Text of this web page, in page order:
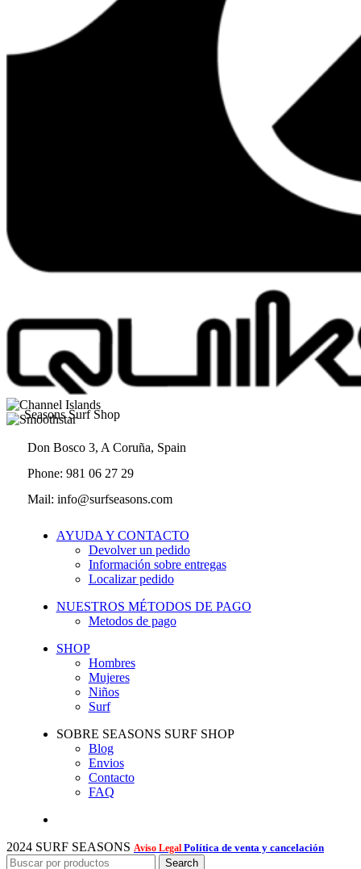
Seasons Surf Shop
Don Bosco 3, A Coruña, Spain
Phone: 981 06 27 29
Mail: info@surfseasons.com
AYUDA Y CONTACTO
Devolver un pedido
Información sobre entregas
Localizar pedido
NUESTROS MÉTODOS DE PAGO
Metodos de pago
SHOP
Hombres
Mujeres
Niños
Surf
SOBRE SEASONS SURF SHOP
Blog
Envios
Contacto
FAQ
2024 SURF SEASONS Aviso Legal Política de venta y cancelación
Search